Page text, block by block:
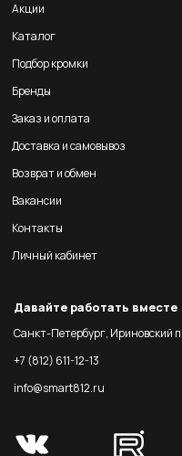
Акции
Каталог
Подбор кромки
Бренды
Заказ и оплата
Доставка и самовывоз
Возврат и обмен
Вакансии
Контакты
Личный кабинет
Давайте работать вместе
Санкт-Петербург, Ириновский
+7 (812) 611-12-13
info@smart812.ru